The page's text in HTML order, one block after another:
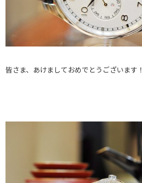
皆さま、あけましておめでとうございます！